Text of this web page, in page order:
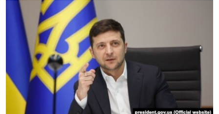
VİDEO
SÜRET
BLOGLAR
Русский
Українською